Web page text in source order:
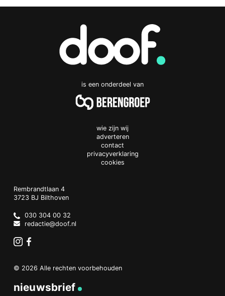
is een onderdeel van
wie zijn wij
adverteren
contact
privacyverklaring
cookies
Doof.nl
work
Rembrandtlaan 4
3723 BJ Bilthoven
Netherlands
030 304 00 32
redactie@doof.nl
© 2026 Alle rechten voorbehouden
nieuwsbrief